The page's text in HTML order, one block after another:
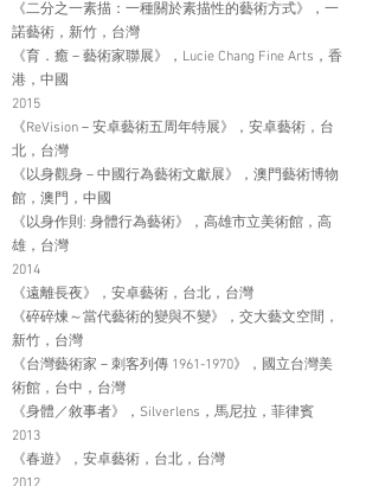
《二分之一素描：一種關於素描性的藝術方式》，一
諾藝術，新竹，台灣
《育．癒－藝術家聯展》，Lucie Chang Fine Arts，香
港，中國
2015
《ReVision－安卓藝術五周年特展》，安卓藝術，台
北，台灣
《以身觀身－中國行為藝術文獻展》，澳門藝術博物
館，澳門，中國
《以身作則: 身體行為藝術》，高雄市立美術館，高
雄，台灣
2014
《遠離長夜》，安卓藝術，台北，台灣
《碎碎煉～當代藝術的變與不變》，交大藝文空間，
新竹，台灣
《台灣藝術家－刺客列傳 1961-1970》，國立台灣美
術館，台中，台灣
《身體／敘事者》，Silverlens，馬尼拉，菲律賓
2013
《春遊》，安卓藝術，台北，台灣